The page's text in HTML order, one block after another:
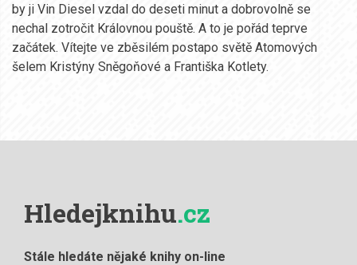
by ji Vin Diesel vzdal do deseti minut a dobrovolně se
nechal zotročit Královnou pouště. A to je pořád teprve
začátek. Vítejte ve zběsilém postapo světě Atomových
šelem Kristýny Sněgoňové a Františka Kotlety.
Hledejknihu.cz
Stále hledáte nějaké knihy on-line